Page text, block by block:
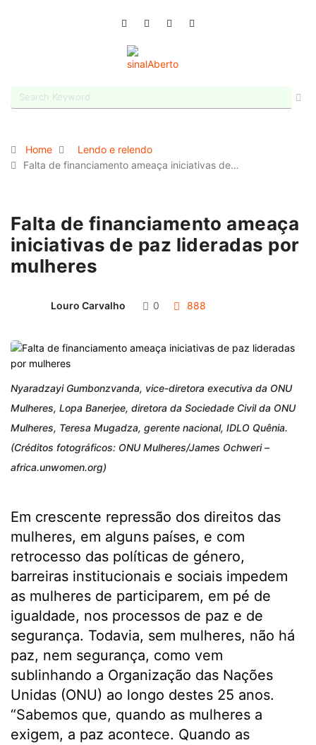
Home
Lendo e relendo
Falta de financiamento ameaça iniciativas de…
Falta de financiamento ameaça
iniciativas de paz lideradas por
mulheres
Louro Carvalho 0 888
Nyaradzayi Gumbonzvanda, vice-diretora executiva da ONU
Mulheres, Lopa Banerjee, diretora da Sociedade Civil da ONU
Mulheres, Teresa Mugadza, gerente nacional, IDLO Quênia.
(Créditos fotográficos: ONU Mulheres/James Ochweri –
africa.unwomen.org)
Em crescente repressão dos direitos das
mulheres, em alguns países, e com
retrocesso das políticas de género,
barreiras institucionais e sociais impedem
as mulheres de participarem, em pé de
igualdade, nos processos de paz e de
segurança. Todavia, sem mulheres, não há
paz, nem segurança, como vem
sublinhando a Organização das Nações
Unidas (ONU) ao longo destes 25 anos.
“Sabemos que, quando as mulheres a
exigem, a paz acontece. Quando as